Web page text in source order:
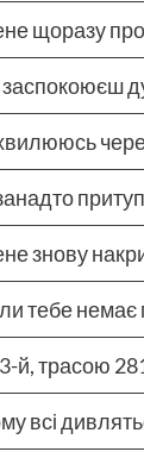
щоразу
знову
тебе немає
й, трасою
всі